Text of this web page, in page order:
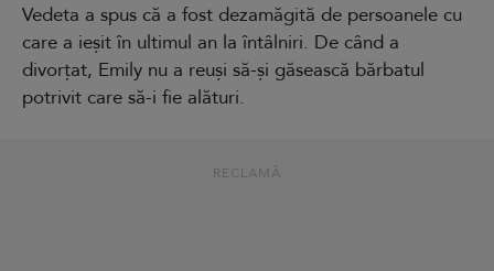
Vedeta a spus că a fost dezamăgită de persoanele cu
care a ieșit în ultimul an la întâlniri. De când a
divorțat, Emily nu a reuși să-și găsească bărbatul
potrivit care să-i fie alături.
RECLAMĂ